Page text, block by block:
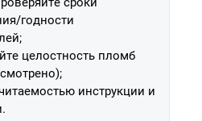
годности
целостность пломб
инструкции и